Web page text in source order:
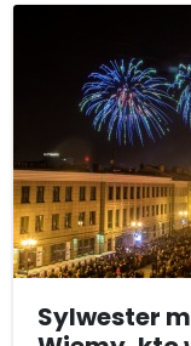
Sylwester